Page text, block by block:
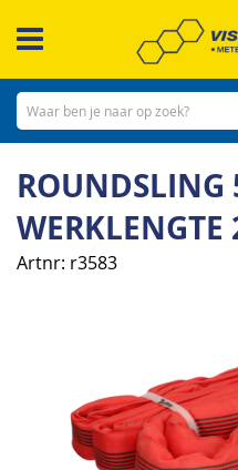
naar
inhoud
ROUNDSLING
WERKLENGTE
Artnr r3583
afbeeldingen-